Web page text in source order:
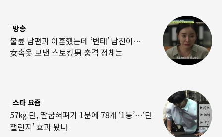
방송
불륜 남편과 이혼했는데 ‘변태’ 남친이…
女속옷 보낸 스토킹男 충격 정체는
스타 요즘
57㎏ 던, 팔굽혀펴기 1분에 78개 ‘1등’…‘던
챌린지’ 효과 봤나